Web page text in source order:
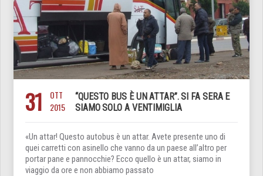
31
OTT
2015
“QUESTO BUS È UN ATTAR”. SI FA SERA E
SIAMO SOLO A VENTIMIGLIA
«Un attar! Questo autobus è un attar. Avete presente uno di
quei carretti con asinello che vanno da un paese all’altro per
portar pane e pannocchie? Ecco quello è un attar, siamo in
viaggio da ore e non abbiamo passato